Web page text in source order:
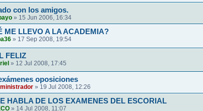
con los amigos.
» 15 Jun 2006, 16:34
ME LLEVO A LA ACADEMIA?
» 17 Sep 2008, 19:54
FELIZ
» 12 Jul 2008, 17:45
oposiciones
» 19 Jul 2008, 12:26
HABLA DE LOS EXAMENES DEL ESCORIAL
» 14 Jul 2008, 11:07